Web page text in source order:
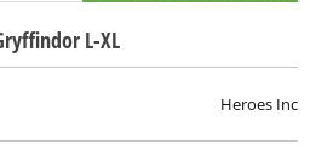
L-XL
Heroes Inc